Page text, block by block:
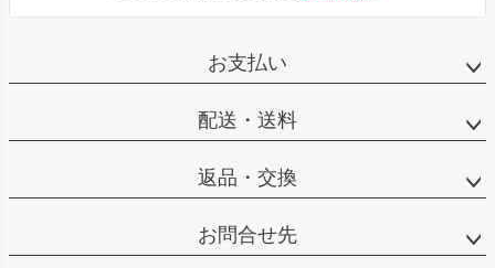
お支払い
配送・送料
返品・交換
お問合せ先